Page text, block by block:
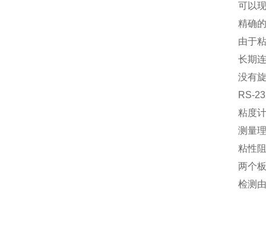
可以
精确
由于
长期
没有
RS-
粘度
测量
粘性
两个
检测